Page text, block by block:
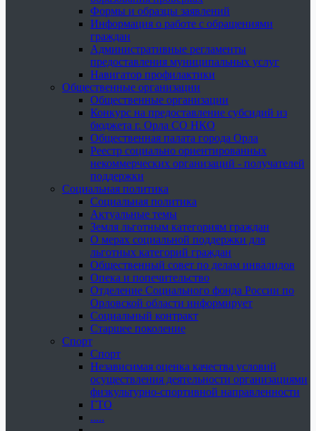
Формы и образцы заявлений
Информация о работе с обращениями
граждан
Административные регламенты
предоставления муниципальных услуг
Навигатор профилактики
Общественные организации
Общественные организации
Конкурс на предоставление субсидий из
бюджета г. Орла СО НКО
Общественная палата города Орла
Реестр социально ориентированных
некоммерческих организаций - получателей
поддержки
Социальная политика
Социальная политика
Актуальные темы
Земля льготным категориям граждан
О мерах социальной поддержки для
льготных категорий граждан
Общественный совет по делам инвалидов
Опека и попечительство
Отделение Социального фонда России по
Орловской области информирует
Социальный контракт
Старшее поколение
Спорт
Спорт
Независимая оценка качества условий
осуществления деятельности организациями
физкультурно-спортивной направленности
ГТО
.....